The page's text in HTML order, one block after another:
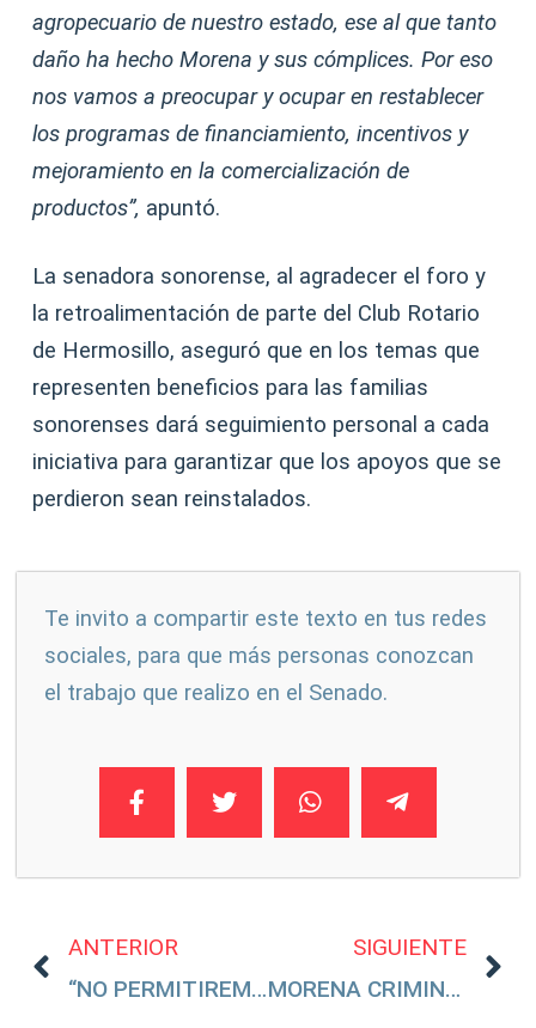
agropecuario de nuestro estado, ese al que tanto
daño ha hecho Morena y sus cómplices. Por eso
nos vamos a preocupar y ocupar en restablecer
los programas de financiamiento, incentivos y
mejoramiento en la comercialización de
productos”, apuntó.
La senadora sonorense, al agradecer el foro y
la retroalimentación de parte del Club Rotario
de Hermosillo, aseguró que en los temas que
representen beneficios para las familias
sonorenses dará seguimiento personal a cada
iniciativa para garantizar que los apoyos que se
perdieron sean reinstalados.
Te invito a compartir este texto en tus redes
sociales, para que más personas conozcan
el trabajo que realizo en el Senado.
ANTERIOR
“NO PERMITIREMOS QUE SE ELIMINE LA PROPIEDAD PRIVADA EN MÉXICO”: LILLY TÉLLEZ
SIGUIENTE
MORENA CRIMINALIZARÁ A PADRES DE FAMILIA POR CUMPLIR CON SU DEBER DENTRO DEL HOGAR: LILLY TÉLLEZ